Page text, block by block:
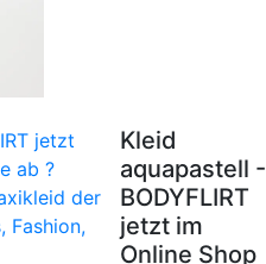
Kleid
aquapastell -
BODYFLIRT
jetzt im
Online Shop